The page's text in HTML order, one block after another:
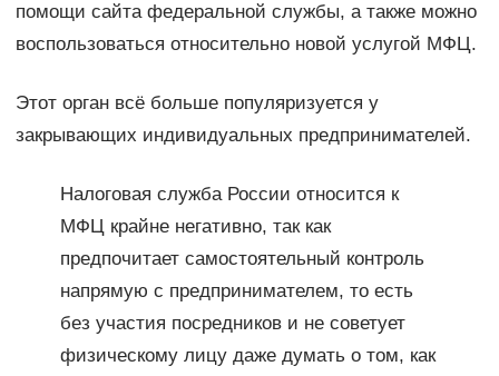
помощи сайта федеральной службы, а также можно
воспользоваться относительно новой услугой МФЦ.
Этот орган всё больше популяризуется у
закрывающих индивидуальных предпринимателей.
Налоговая служба России относится к
МФЦ крайне негативно, так как
предпочитает самостоятельный контроль
напрямую с предпринимателем, то есть
без участия посредников и не советует
физическому лицу даже думать о том, как